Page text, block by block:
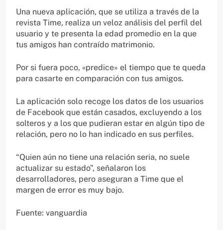
Una nueva aplicación, que se utiliza a través de la
revista Time, realiza un veloz análisis del perfil del
usuario y te presenta la edad promedio en la que
tus amigos han contraído matrimonio.
Por si fuera poco, «predice» el tiempo que te queda
para casarte en comparación con tus amigos.
La aplicación solo recoge los datos de los usuarios
de Facebook que están casados, excluyendo a los
solteros y a los que pudieran estar en algún tipo de
relación, pero no lo han indicado en sus perfiles.
“Quien aún no tiene una relación seria, no suele
actualizar su estado”, señalaron los
desarrolladores, pero aseguran a Time que el
margen de error es muy bajo.
Fuente: vanguardia